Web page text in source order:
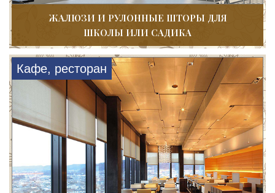
ЖАЛЮЗИ И РУЛОННЫЕ ШТОРЫ ДЛЯ
ШКОЛЫ ИЛИ САДИКА
Кафе, ресторан